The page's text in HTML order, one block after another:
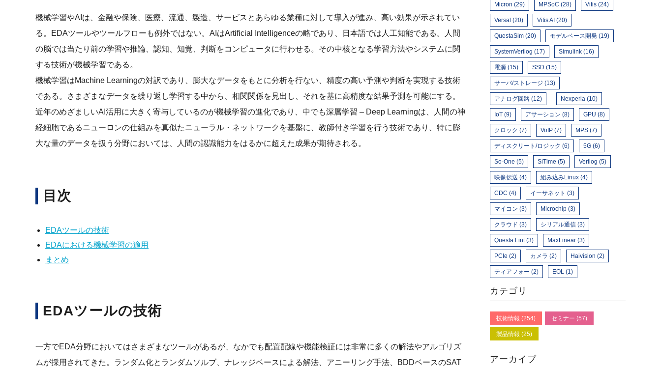
機械学習やAIは、金融や保険、医療、流通、製造、サービスとあらゆる業種に対して導入が進み、高い効果が示されてい
る。EDAツールやツールフローも例外ではない。AIはArtificial Intelligenceの略であり、日本語では人工知能である。人間
の脳では当たり前の学習や推論、認知、知覚、判断をコンピュータに行わせる。その中核となる学習方法やシステムに関
する技術が機械学習である。
機械学習はMachine Learningの対訳であり、膨大なデータをもとに分析を行ない、精度の高い予測や判断を実現する技術
である。さまざまなデータを繰り返し学習する中から、相関関係を見出し、それを基に高精度な結果予測を可能にする。
近年のめざましいAI活用に大きく寄与しているのが機械学習の進化であり、中でも深層学習 – Deep Learningは、人間の神
経細胞であるニューロンの仕組みを真似たニューラル・ネットワークを基盤に、教師付き学習を行う技術であり、特に膨
大な量のデータを扱う分野においては、人間の認識能力をはるかに超えた成果が期待される。
目次
EDAツールの技術
EDAにおける機械学習の適用
まとめ
EDAツールの技術
一方でEDA分野においてはさまざまなツールがあるが、なかでも配置配線や機能検証には非常に多くの解法やアルゴリズ
ムが採用されてきた。ランダム化とランダムソルブ、ナレッジベースによる解法、アニーリング手法、BDDベースのSAT
Micron (29) MPSoC (28) Vitis (24)
Versal (20) Vitis AI (20)
QuestaSim (20) モデルベース開発 (19)
SystemVerilog (17) Simulink (16)
電源 (15) SSD (15)
サーバ/ストレージ (13)
アナログ回路 (12) Nexperia (10)
IoT (9) アサーション (8) GPU (8)
クロック (7) VoIP (7) MPS (7)
ディスクリート/ロジック (6) 5G (6)
So-One (5) SiTime (5) Verilog (5)
映像伝送 (4) 組み込みLinux (4)
CDC (4) イーサネット (3)
マイコン (3) Microchip (3)
クラウド (3) シリアル通信 (3)
Questa Lint (3) MaxLinear (3)
PCIe (2) カメラ (2) Haivision (2)
ティアフォー (2) EOL (1)
カテゴリ
技術情報 (254) セミナー (57)
製品情報 (25)
アーカイブ